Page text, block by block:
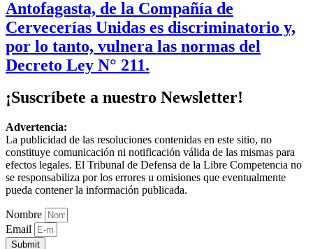
Antofagasta, de la Compañía de
Cervecerías Unidas es discriminatorio y,
por lo tanto, vulnera las normas del
Decreto Ley N° 211.
¡Suscríbete a nuestro Newsletter!
Advertencia:
La publicidad de las resoluciones contenidas en este sitio, no
constituye comunicación ni notificación válida de las mismas para
efectos legales. El Tribunal de Defensa de la Libre Competencia no
se responsabiliza por los errores u omisiones que eventualmente
pueda contener la información publicada.
Nombre
Email
Submit